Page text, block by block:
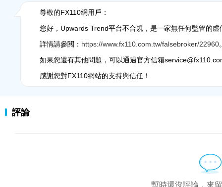
尊敬的FX110網用戶：
您好，Upwards Trend平台不合規，是一家無任何監管的
詳情請參閱： https://www.fx110.com.tw/falsebroker/22960
如果您還有其他問題，可以通過官方信箱
感謝您對FX110網站的支持與信任！
評論
暫時還沒評論，來